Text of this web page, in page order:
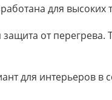
для высоких
от перегрева.
для интерьеров в